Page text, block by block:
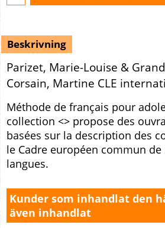
Beskrivning
Parizet, Marie-Louise &
Corsain, Martine CLE
Méthode de français pour
collection <> propose des
basées sur la description des
le Cadre européen commun
langues.
Kunder som inhandlat den
även inhandlat